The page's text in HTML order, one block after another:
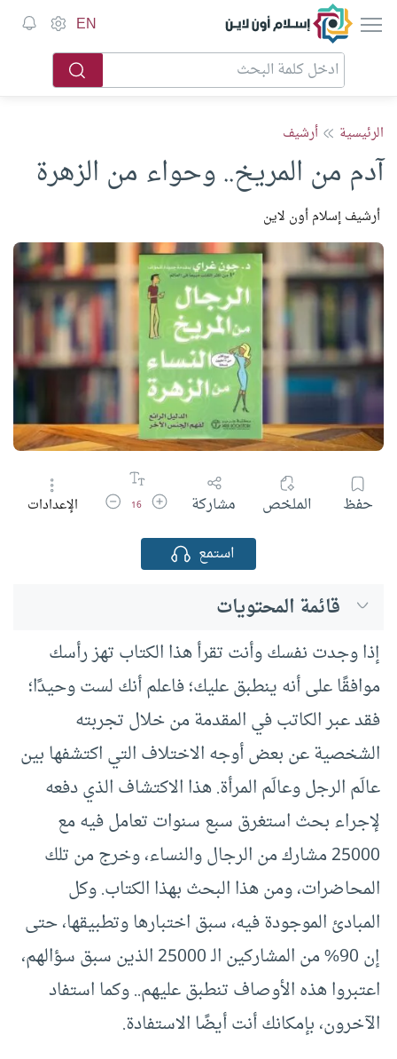
إسلام أون لاين EN
الرئيسية أرشيف
آدم من المريخ.. وحواء من الزهرة
أرشيف إسلام أون لاين
حفظ الملخص مشاركة زيادة حجم الخط
16 تقليل حجم الخط
الإعدادات
استمع
قائمة المحتويات
إذا وجدت نفسك وأنت تقرأ هذا الكتاب تهز رأسك
موافقًا على أنه ينطبق عليك؛ فاعلم أنك لست وحيدًا؛
فقد عبر الكاتب في المقدمة من خلال تجربته
الشخصية عن بعض أوجه الاختلاف التي اكتشفها بين
عالَم الرجل وعالَم المرأة. هذا الاكتشاف الذي دفعه
لإجراء بحث استغرق سبع سنوات تعامل فيه مع
25000 مشارك من الرجال والنساء، وخرج من تلك
المحاضرات، ومن هذا البحث بهذا الكتاب. وكل
المبادئ الموجودة فيه، سبق اختبارها وتطبيقها، حتى
إن 90% من المشاركين الـ 25000 الذين سبق سؤالهم،
اعتبروا هذه الأوصاف تنطبق عليهم.. وكما استفاد
الآخرون، بإمكانك أنت أيضًا الاستفادة.